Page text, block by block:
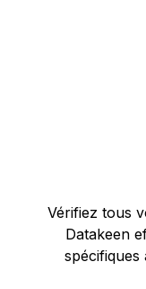
Vérifiez tous
Datakeen
spécifiques